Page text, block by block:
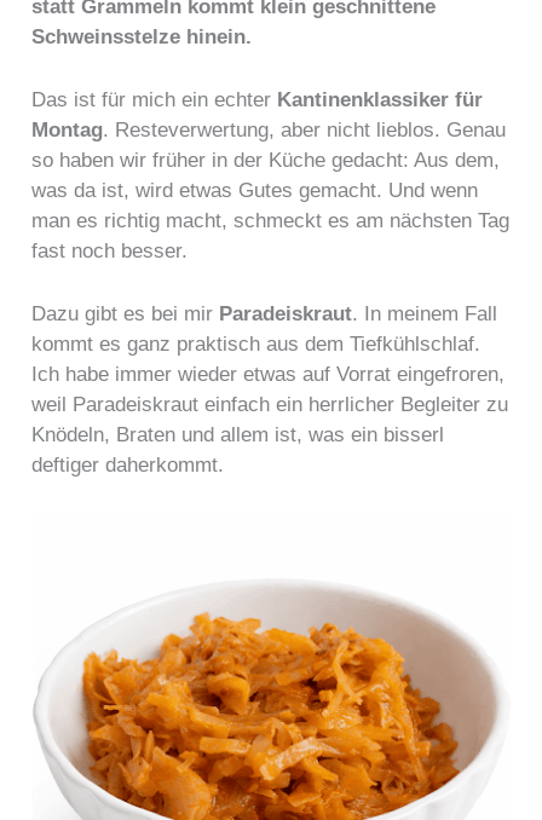
statt Grammeln kommt klein geschnittene
Schweinsstelze hinein.
Das ist für mich ein echter Kantinenklassiker für
Montag. Resteverwertung, aber nicht lieblos. Genau
so haben wir früher in der Küche gedacht: Aus dem,
was da ist, wird etwas Gutes gemacht. Und wenn
man es richtig macht, schmeckt es am nächsten Tag
fast noch besser.
Dazu gibt es bei mir Paradeiskraut. In meinem Fall
kommt es ganz praktisch aus dem Tiefkühlschlaf.
Ich habe immer wieder etwas auf Vorrat eingefroren,
weil Paradeiskraut einfach ein herrlicher Begleiter zu
Knödeln, Braten und allem ist, was ein bisserl
deftiger daherkommt.